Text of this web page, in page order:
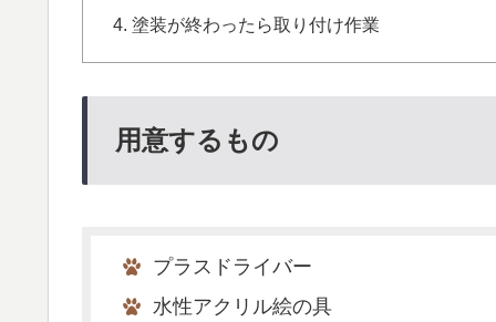
塗装が終わったら取り付け作業
用意するもの
プラスドライバー
水性アクリル絵の具